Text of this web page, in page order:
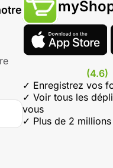
(4.6)
✓ Enregistrez vos
✓ Voir tous les
vous
✓ Plus de 2